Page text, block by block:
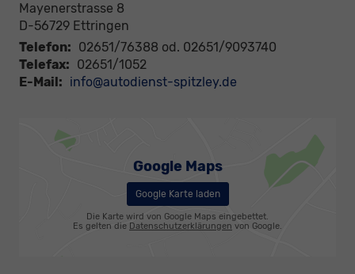
Mayenerstrasse 8
D-56729 Ettringen
Telefon: 02651/76388 od. 02651/9093740
Telefax: 02651/1052
E-Mail: info@autodienst-spitzley.de
Google Maps
Google Karte laden
Die Karte wird von Google Maps eingebettet.
Es gelten die Datenschutzerklärungen von Google.